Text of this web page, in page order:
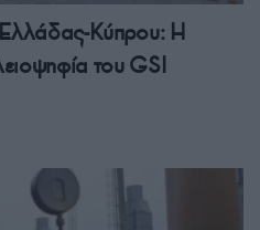
Ελλάδας-Κύπρου: Η
του GSI